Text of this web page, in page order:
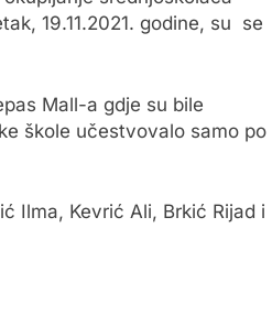
19.11.2021. godine, su se
Mall-a gdje su bile
škole učestvovalo samo po
Ilma, Kevrić Ali, Brkić Rijad i